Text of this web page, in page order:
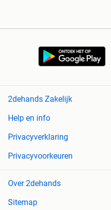
2dehands Zakelijk
Help en info
Privacyverklaring
Privacyvoorkeuren
Over 2dehands
Sitemap